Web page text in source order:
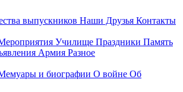
выпускников Наши Друзья Контакты
Училище Праздники Память
Армия Разное
и биографии О войне Об